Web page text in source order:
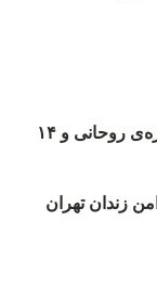
روند اعدام‌ها در ماه‌های مختلف ۲۰۱۸، دوره‌ی روحانی و ۱۴
زندان تهران